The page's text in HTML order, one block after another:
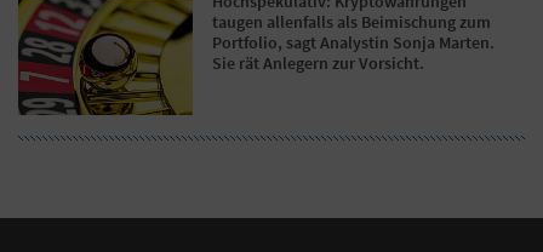
taugen allenfalls als Beimischung zum
Portfolio, sagt Analystin Sonja Marten.
Sie rät Anlegern zur Vorsicht.